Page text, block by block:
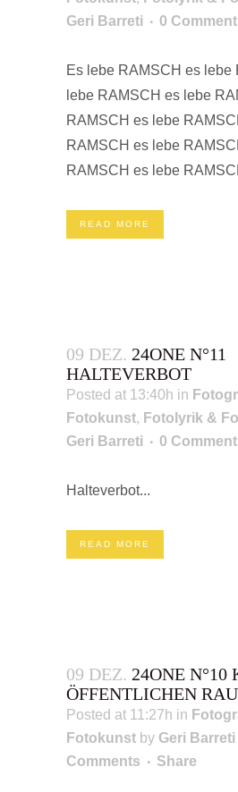
Geri Barreti
0
Es lebe RAMSCH es lebe
lebe RAMSCH es lebe
RAMSCH es lebe
RAMSCH es lebe
RAMSCH es lebe
READ MORE
09 DEZ. 24ONE N°11
HALTEVERBOT
Posted at 13:40h in
Fotokunst, Fotolyrik &
Geri Barreti
0
Halteverbot...
READ MORE
09 DEZ. 24ONE N°10
ÖFFENTLICHEN
Posted at 11:27h in
Fotokunst by Geri Barreti
Comments
Share